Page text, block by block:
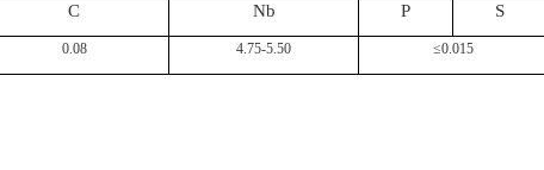
C Nb P S
0.08 4.75-5.50 ≤0.015